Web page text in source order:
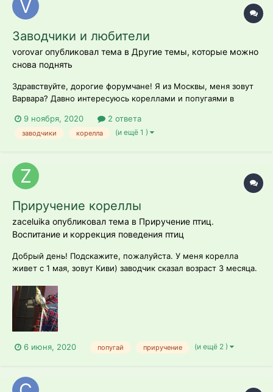
Заводчики и любители
vorovar опубликовал тема в Другие темы, которые можно
снова поднять
Здравствуйте, дорогие форумчане! Я из Москвы, меня зовут
Варвара? Давно интересуюсь кореллами и попугаями в
никаких заводчиков не знаю. Сможете порекомендовать
проверенных заводчиков? Спасибо заранее!
9 ноября, 2020 2 ответа
заводчики корелла (и ещё 1 )
Приручение кореллы
zaceluika опубликовал тема в Приручение птиц.
Воспитание и коррекция поведения птиц
Добрый день! Подскажите, пожалуйста. У меня корелла
живет с 1 мая, зовут Киви) заводчик сказал возраст 3 месяца.
другой руке (в ладошке) есть корм, даёт себя чухать за
шейку, но просто так на руку не идёт. После того как
покушает, оставляю на рук...
6 июня, 2020 попугай приручение (и ещё 2 )